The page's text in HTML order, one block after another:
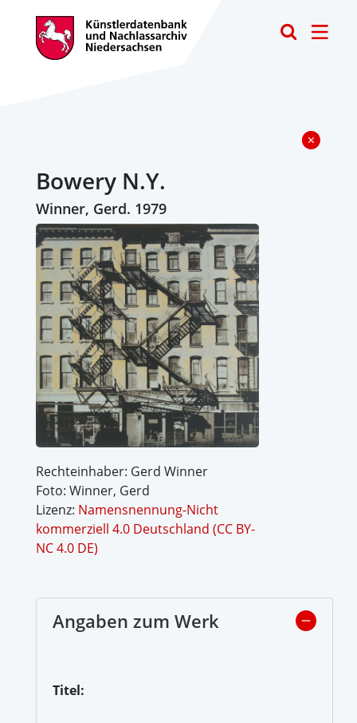
Bowery N.Y.
Winner, Gerd. 1979
Rechteinhaber: Gerd Winner
Foto: Winner, Gerd
Lizenz: Namensnennung-Nicht
kommerziell 4.0 Deutschland (CC BY-
NC 4.0 DE)
Angaben zum Werk
Titel: